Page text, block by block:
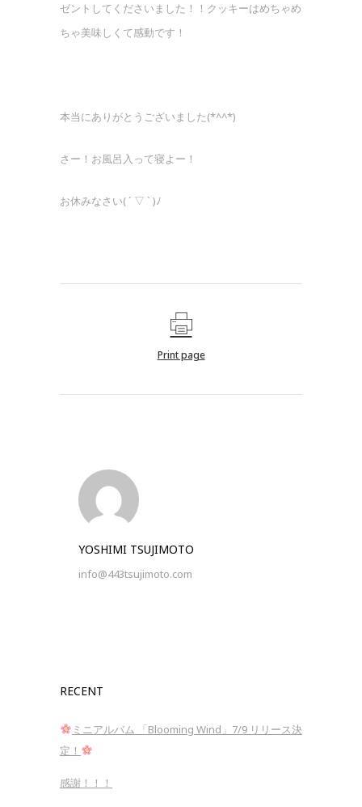
ゼントしてくださいました！！クッキーはめちゃめ
ちゃ美味しくて感動です！
本当にありがとうございました(*^^*)
さー！お風呂入って寝よー！
お休みなさい( ´ ▽ ` )ﾉ
Print page
YOSHIMI TSUJIMOTO
info@443tsujimoto.com
RECENT
ミニアルバム 「Blooming Wind」7/9 リリース決
定！
感謝！！！